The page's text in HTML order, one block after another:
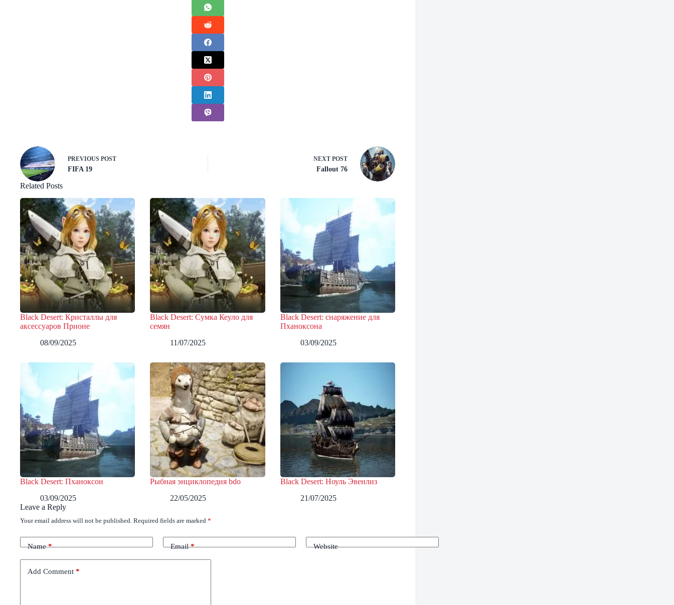
PREVIOUS POST
FIFA 19
NEXT POST
Fallout 76
Related Posts
Black Desert: Кристаллы для
аксессуаров Прионе
08/09/2025
Black Desert: Сумка Кеуло для
семян
11/07/2025
Black Desert: снаряжение для
Пханоксона
03/09/2025
Black Desert: Пханоксон
03/09/2025
Рыбная энциклопедия bdo
22/05/2025
Black Desert: Ноуль Эвенлиз
21/07/2025
Leave a Reply
Your email address will not be published. Required fields are marked *
Name* Email* Website
Add Comment *